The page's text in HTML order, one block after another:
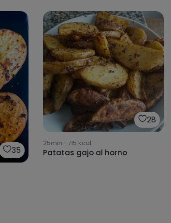
35
28
25min · 715 kcal
Patatas gajo al horno